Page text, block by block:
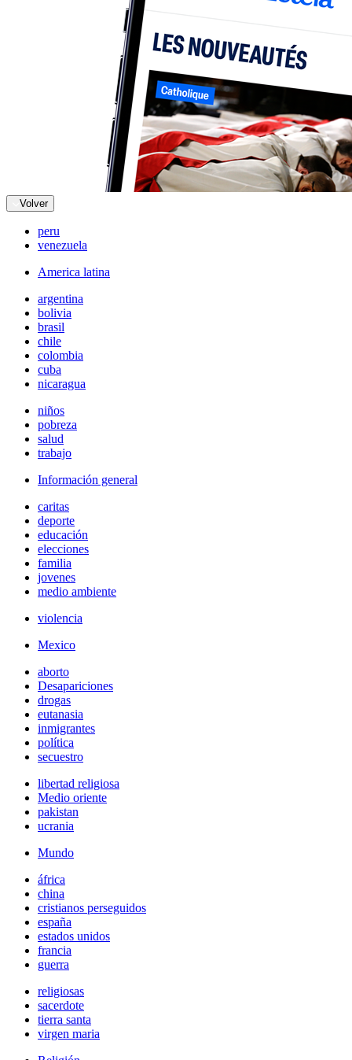
Volver
peru
venezuela
America latina
argentina
bolivia
brasil
chile
colombia
cuba
nicaragua
niños
pobreza
salud
trabajo
Información general
caritas
deporte
educación
elecciones
familia
jovenes
medio ambiente
violencia
Mexico
aborto
Desapariciones
drogas
eutanasia
inmigrantes
política
secuestro
libertad religiosa
Medio oriente
pakistan
ucrania
Mundo
áfrica
china
cristianos perseguidos
españa
estados unidos
francia
guerra
religiosas
sacerdote
tierra santa
virgen maria